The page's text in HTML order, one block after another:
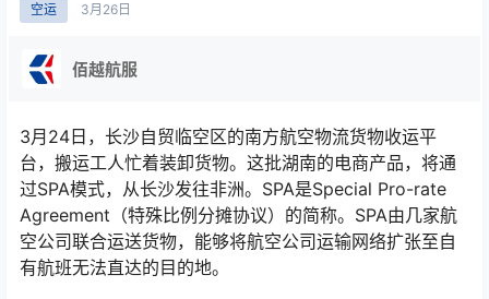
空运 3月 26日
佰越航服
3月24日，长沙自贸临空区的南方航空物流货物收运平
台，搬运工人忙着装卸货物。这批湖南的电商产品，将通
过SPA模式，从长沙发往非洲。SPA是Special Pro-rate
Agreement（特殊比例分摊协议）的简称。SPA由几家航
空公司联合运送货物，能够将航空公司运输网络扩张至自
有航班无法直达的目的地。